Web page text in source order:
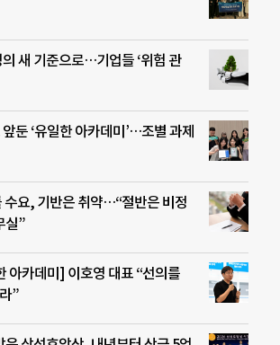
새 기준으로…기업들 ‘위험 관
둔 ‘유일한 아카데미’…조별 과제
수요, 기반은 취약…“절반은 비정
실”
아카데미] 이호영 대표 “선의를
”